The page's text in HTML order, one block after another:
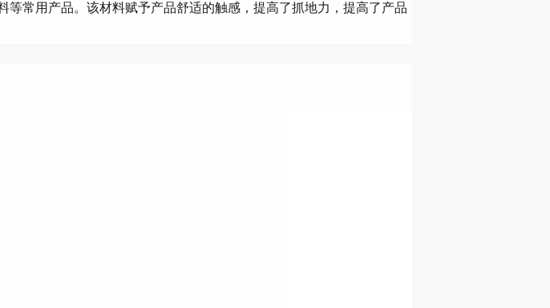
常用产品。该材料赋予产品舒适的触感，提高了抓地力，提高了产品